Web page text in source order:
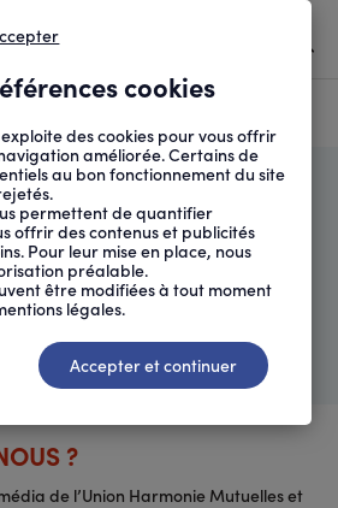
LA LIGNE ÉDITORIALE ...
éditoriale
Santé
et possède le statut presse.
?
de l’Union Harmonie Mutuelles et
cookies
des cookies pour vous offrir
améliorée. Certains de
au bon fonctionnement du site
permettent de quantifier
offrir des contenus et publicités
Pour leur mise en place, nous
préalable.
être modifiées à tout moment
légales.
Accepter et continuer